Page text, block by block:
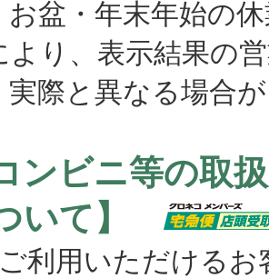
盆・年末年始の
より、表示結果の
と異なる場合が
ンビニ等の取
いて】
利用いただけるお